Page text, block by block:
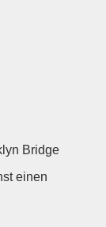
Bridge
einen